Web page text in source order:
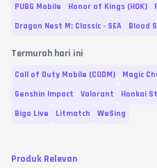
PUBG Mobile
Honor of Kings (HOK)
Dragon Nest M: Classic - SEA
Blood
Termurah hari ini
Call of Duty Mobile (CODM) Magic
Genshin Impact
Valorant Honkai
Bigo Live
Litmatch WeSing
Produk Relevan